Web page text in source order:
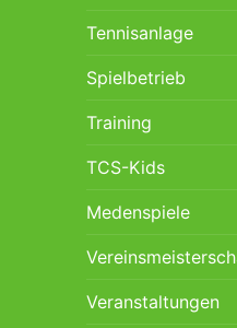
Tennisanlage
Spielbetrieb
Training
TCS-Kids
Medenspiele
Veranstaltungen